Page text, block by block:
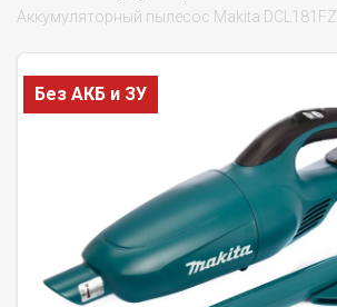
Аккумуляторный пылесос Makita DCL181FZ
Без АКБ и ЗУ